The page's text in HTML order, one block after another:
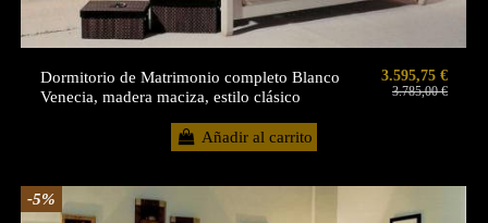
Dormitorio de Matrimonio completo Blanco
Venecia, madera maciza, estilo clásico
3.595,75 €
3.785,00 €
Añadir al carrito
-5%